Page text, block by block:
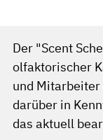
Der "Scent
olfaktorischer
und Mitarbeiter
darüber in
das aktuell